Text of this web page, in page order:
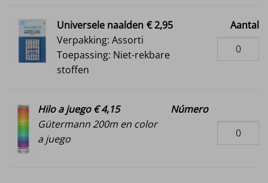
Universele naalden € 2,95
Verpakking: Assorti
Toepassing: Niet-rekbare
stoffen
Aantal
Hilo a juego € 4,15
Gütermann 200m en color
a juego
Número